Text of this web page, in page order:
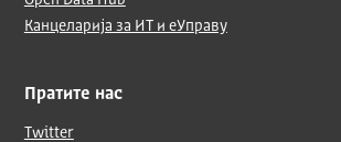
Канцеларија за ИТ и еУправу
Пратите нас
Twitter